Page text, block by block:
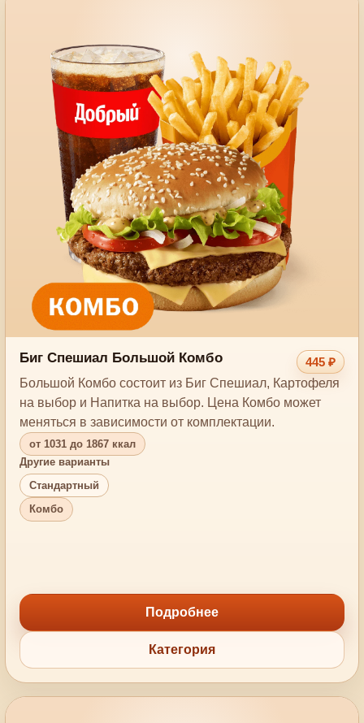
Биг Спешиал Большой Комбо
445 ₽
Большой Комбо состоит из Биг Спешиал, Картофеля
на выбор и Напитка на выбор. Цена Комбо может
меняться в зависимости от комплектации.
от 1031 до 1867 ккал
Другие варианты
Стандартный
Комбо
Подробнее
Категория